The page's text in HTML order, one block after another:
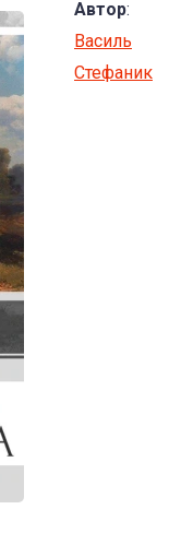
Автор:
Василь
Стефаник